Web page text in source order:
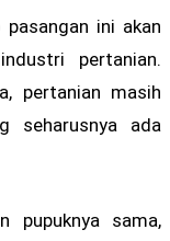
ini akan
pertanian.
pertanian masih
seharusnya ada
pupuknya sama,